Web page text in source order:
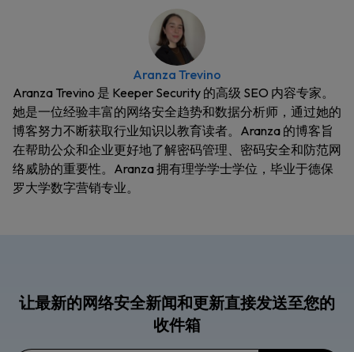
Aranza Trevino
Aranza Trevino 是 Keeper Security 的高级 SEO 内容专家。
她是一位经验丰富的网络安全趋势和数据分析师，通过她的
博客努力不断获取行业知识以教育读者。Aranza 的博客旨
在帮助公众和企业更好地了解密码管理、密码安全和防范网
络威胁的重要性。Aranza 拥有理学学士学位，毕业于德保
罗大学数字营销专业。
让最新的网络安全新闻和更新直接发送至您的
收件箱